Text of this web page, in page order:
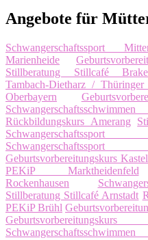
Angebote für
Schwangerschaftssport
Marienheide
Stillberatung Stillcafé
Tambach-Dietharz / Thüringer
Oberbayern
Rückbildungskurs Amerang
Geburtsvorbereitungskurs
PEKiP Marktheidenfeld
Rockenhausen
Stillberatung Stillcafé Arnstadt
PEKiP Brühl